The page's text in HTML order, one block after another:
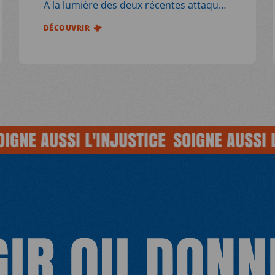
A la lumière des deux récentes attaques
contre des travailleurs humanitaires en
DÉCOUVRIR
AUSSI L'INJUSTICE SOIGNE AUSSI